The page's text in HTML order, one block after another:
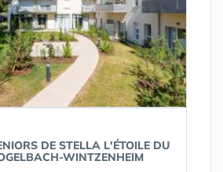
DE STELLA L'ÉTOILE DU
WINTZENHEIM